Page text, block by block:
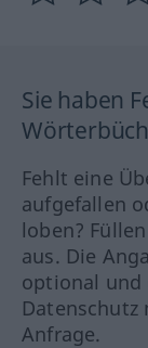
Sie haben
Fehlt eine
aufgefallen
loben?
aus. Die
optional und
Anfrage.